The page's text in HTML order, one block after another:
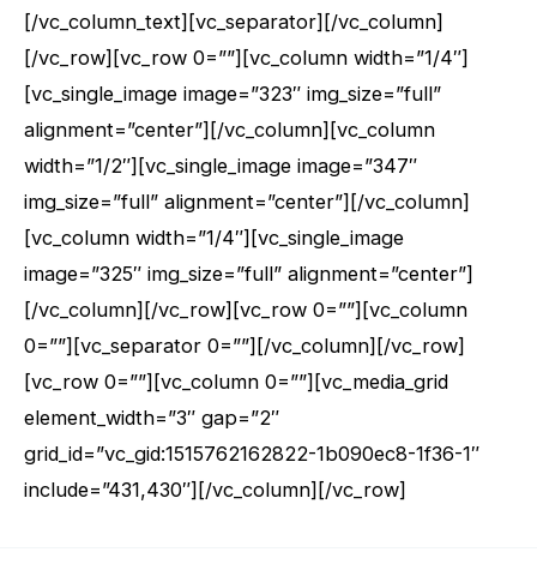
[/vc_column_text][vc_separator][/vc_column]
[/vc_row][vc_row 0=””][vc_column width=”1/4″]
[vc_single_image image=”323″ img_size=”full”
alignment=”center”][/vc_column][vc_column
width=”1/2″][vc_single_image image=”347″
img_size=”full” alignment=”center”][/vc_column]
[vc_column width=”1/4″][vc_single_image
image=”325″ img_size=”full” alignment=”center”]
[/vc_column][/vc_row][vc_row 0=””][vc_column
0=””][vc_separator 0=””][/vc_column][/vc_row]
[vc_row 0=””][vc_column 0=””][vc_media_grid
element_width=”3″ gap=”2″
grid_id=”vc_gid:1515762162822-1b090ec8-1f36-1″
include=”431,430″][/vc_column][/vc_row]